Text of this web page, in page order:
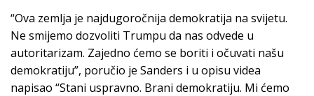
“Ova zemlja je najdugoročnija demokratija na svijetu.
Ne smijemo dozvoliti Trumpu da nas odvede u
autoritarizam. Zajedno ćemo se boriti i očuvati našu
demokratiju”, poručio je Sanders i u opisu videa
napisao “Stani uspravno. Brani demokratiju. Mi ćemo